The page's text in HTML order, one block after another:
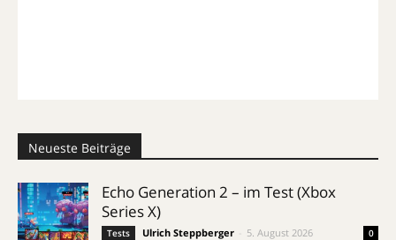
Neueste Beiträge
Echo Generation 2 – im Test (Xbox
Series X)
Tests Ulrich Steppberger 5. August 2026 0